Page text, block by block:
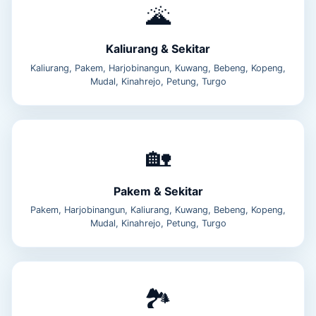
🌋
Kaliurang & Sekitar
Kaliurang, Pakem, Harjobinangun, Kuwang, Bebeng, Kopeng,
Mudal, Kinahrejo, Petung, Turgo
🏡
Pakem & Sekitar
Pakem, Harjobinangun, Kaliurang, Kuwang, Bebeng, Kopeng,
Mudal, Kinahrejo, Petung, Turgo
🏞️